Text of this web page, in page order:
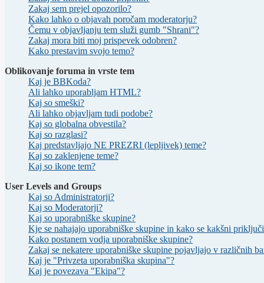
Zakaj sem prejel opozorilo?
Kako lahko o objavah poročam moderatorju?
Čemu v objavljanju tem služi gumb "Shrani"?
Zakaj mora biti moj prispevek odobren?
Kako prestavim svojo temo?
Oblikovanje foruma in vrste tem
Kaj je BBKoda?
Ali lahko uporabljam HTML?
Kaj so smeški?
Ali lahko objavljam tudi podobe?
Kaj so globalna obvestila?
Kaj so razglasi?
Kaj predstavljajo NE PREZRI (lepljivek) teme?
Kaj so zaklenjene teme?
Kaj so ikone tem?
User Levels and Groups
Kaj so Administratorji?
Kaj so Moderatorji?
Kaj so uporabniške skupine?
Kje se nahajajo uporabniške skupine in kako se kakšni
Kako postanem vodja uporabniške skupine?
Zakaj se nekatere uporabniške skupine pojavljajo v različnih
Kaj je "Privzeta uporabniška skupina"?
Kaj je povezava "Ekipa"?